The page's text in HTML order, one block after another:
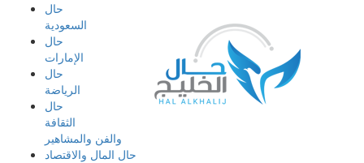
إذهب
المحتوى
حال
السعودية
حال
الإمارات
حال
الرياضة
حال
الثقافة
والفن والمشاهير
حال المال والاقتصاد